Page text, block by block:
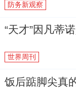
防务新观察
“天才”因凡蒂
世界周刊
饭后踮脚尖真